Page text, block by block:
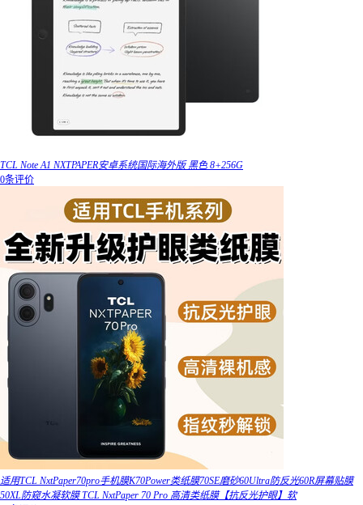
TCL Note A1 NXTPAPER安卓系统国际海外版 黑色 8+256G
0条评价
适用TCL NxtPaper70pro手机膜K70Power类纸膜70SE磨砂60Ultra防反光60R屏幕贴膜
50XL防窥水凝软膜 TCL NxtPaper 70 Pro 高清类纸膜【抗反光护眼】软